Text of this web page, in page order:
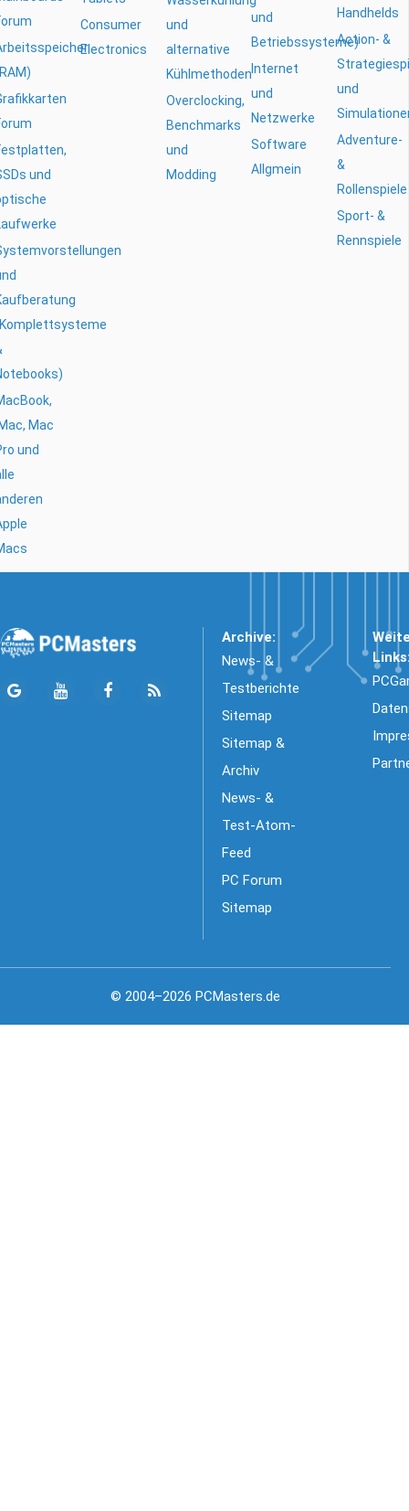
und
Mac
und
Consumer
Electronics
und
alternative
Kühlmethoden
Overclocking,
Benchmarks
und
Modding
und
Betriebssysteme)
Internet
und
Netzwerke
Software
Allgmein
Handhelds
Action- &
und
Adventure-
&
Rollenspiele
Sport- &
Rennspiele
Archive:
News- &
Testberichte
Sitemap
Sitemap &
Archiv
News- &
Test-Atom-
Feed
PC Forum
Sitemap
© 2004–2026 PCMasters.de